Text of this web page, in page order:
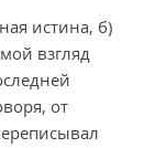
истина, б)
взгляд
от